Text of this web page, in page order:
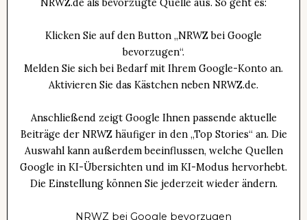
NRWZ.de als bevorzugte Quelle aus. So geht es:
Klicken Sie auf den Button „NRWZ bei Google
bevorzugen“.
Melden Sie sich bei Bedarf mit Ihrem Google-Konto an.
Aktivieren Sie das Kästchen neben NRWZ.de.
Anschließend zeigt Google Ihnen passende aktuelle
Beiträge der NRWZ häufiger in den „Top Stories“ an. Die
Auswahl kann außerdem beeinflussen, welche Quellen
Google in KI-Übersichten und im KI-Modus hervorhebt.
Die Einstellung können Sie jederzeit wieder ändern.
NRWZ bei Google bevorzugen